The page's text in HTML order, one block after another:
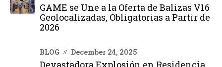
GAME se Une a la Oferta de Balizas V16
Geolocalizadas, Obligatorias a Partir de
2026
BLOG December 24, 2025
Devastadora Explosión en Residencia